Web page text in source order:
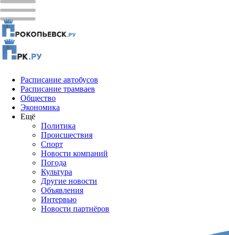
Расписание автобусов
Расписание трамваев
Общество
Экономика
Ещё
Политика
Проиcшествия
Спорт
Новости компаний
Погода
Культура
Другие новости
Объявления
Интервью
Новости партнёров